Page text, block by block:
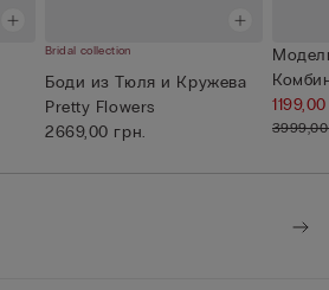
Bridal collection
Боди из Тюля и Кружева
Pretty Flowers
2669,00 грн.